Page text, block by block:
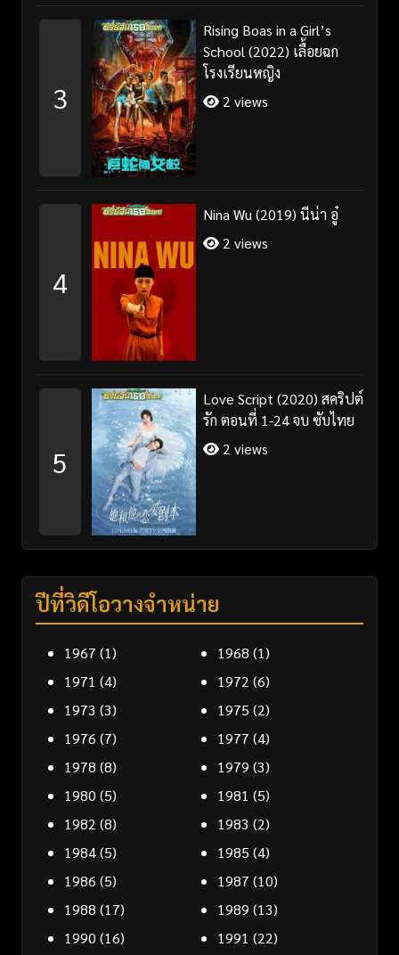
3
Rising Boas in a Girl’s
School (2022) เลื้อยฉก
โรงเรียนหญิง
2 views
4
Nina Wu (2019) นีน่า อู๋
2 views
5
Love Script (2020) สคริปต์
รัก ตอนที่ 1-24 จบ ซับไทย
2 views
ปีที่วิดีโอวางจำหน่าย
1967 (1) 1968 (1)
1971 (4) 1972 (6)
1973 (3) 1975 (2)
1976 (7) 1977 (4)
1978 (8) 1979 (3)
1980 (5) 1981 (5)
1982 (8) 1983 (2)
1984(5) 1985 (4)
1986 (5) 1987 (10)
1988 (17) 1989 (13)
1990 (16) 1991 (22)